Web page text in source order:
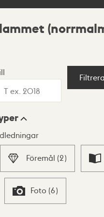
lammet
Föremål (2)
Foto (6)